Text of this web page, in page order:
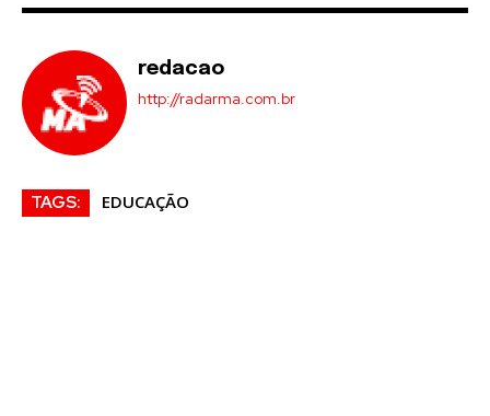
redacao
http://radarma.com.br
TAGS: EDUCAÇÃO